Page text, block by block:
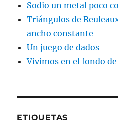
Sodio un metal poco
Triángulos de
ancho constante
Un juego de dados
Vivimos en el fondo
ETIQUETAS